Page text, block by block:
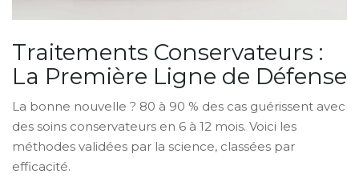
Traitements Conservateurs :
La Première Ligne de Défense
La bonne nouvelle ? 80 à 90 % des cas guérissent avec
des soins conservateurs en 6 à 12 mois. Voici les
méthodes validées par la science, classées par
efficacité.